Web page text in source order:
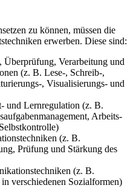
zu können, müssen die
erwerben. Diese sind:
Überprüfung, Verarbeitung und
(z. B. Lese-, Schreib-,
, Visualisierungs- und
und Lernregulation (z. B.
Arbeits-
(z. B.
Prüfung und Stärkung des
(z. B.
verschiedenen Sozialformen)